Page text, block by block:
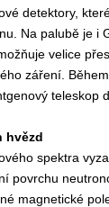
detektory,
Na palubě je i
velice
záření.
teleskop
hvězd
spektra
povrchu
magnetické